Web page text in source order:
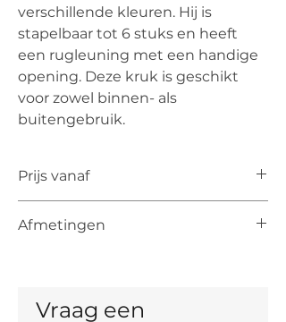
verschillende kleuren. Hij is
stapelbaar tot 6 stuks en heeft
een rugleuning met een handige
opening. Deze kruk is geschikt
voor zowel binnen- als
buitengebruik.
Prijs vanaf
het artikel. De uiteindelijke prijs is
Afmetingen
Diepte: 49 cm
Vraag een